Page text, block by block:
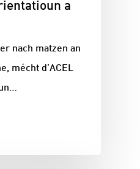
a
nach matzen an
mécht d’ACEL